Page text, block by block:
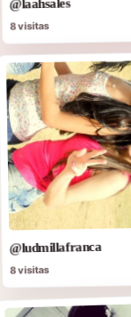
@laahsales
8 visitas
@ludmillafranca
8 visitas